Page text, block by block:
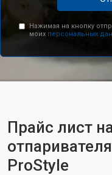
Нажимая на кнопку
моих персональных
Прайс лист
ProStyle